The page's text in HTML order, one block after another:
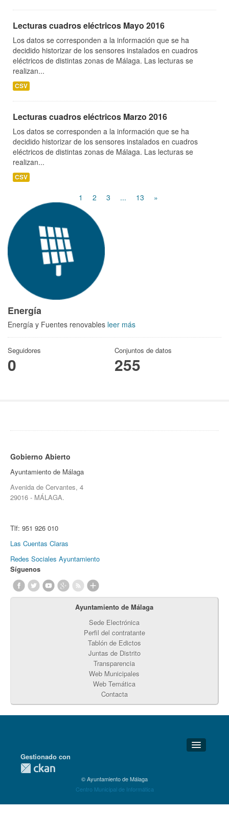
Lecturas cuadros eléctricos Mayo 2016
Los datos se corresponden a la información que se ha
decidido historizar de los sensores instalados en cuadros
eléctricos de distintas zonas de Málaga. Las lecturas se
realizan...
CSV
Lecturas cuadros eléctricos Marzo 2016
Los datos se corresponden a la información que se ha
decidido historizar de los sensores instalados en cuadros
eléctricos de distintas zonas de Málaga. Las lecturas se
realizan...
CSV
1 2 3 ... 13 »
Energía
Energía y Fuentes renovables leer más
Seguidores
0
Conjuntos de datos
255
Gobierno Abierto
Ayuntamiento de Málaga
Avenida de Cervantes, 4
29016 - MÁLAGA.
Tlf: 951 926 010
Las Cuentas Claras
Redes Sociales Ayuntamiento
Síguenos
Ayuntamiento de Málaga
Sede Electrónica
Perfil del contratante
Tablón de Edictos
Juntas de Distrito
Transparencia
Web Municipales
Web Temática
Contacta
Detalles Técnicos
Gestionado con
© Ayuntamiento de Málaga
Centro Municipal de Informática